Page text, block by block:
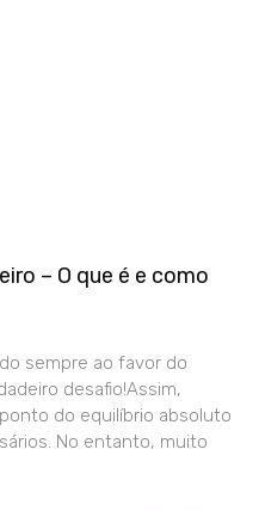
– O que é e como
sempre ao favor do
desafio!Assim,
do equilíbrio absoluto
No entanto, muito